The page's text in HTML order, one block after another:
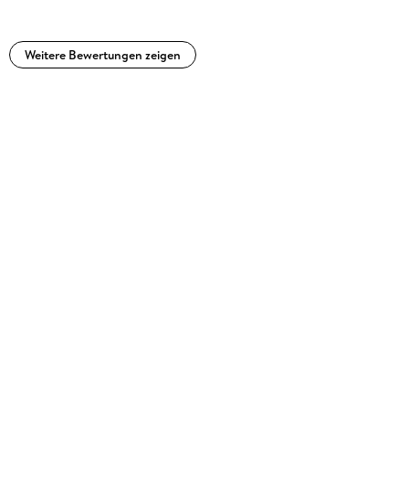
haben sich nicht beeinflussen lassen und konnten den Fall
hervorragend lösen. Wie bei diesen Serien üblich, spielt das
Weitere Bewertungen zeigen